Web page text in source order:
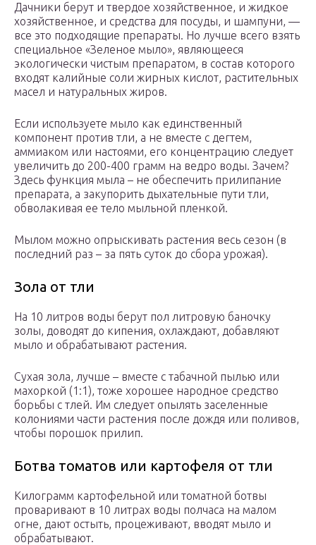
Дачники берут и твердое хозяйственное, и жидкое
хозяйственное, и средства для посуды, и шампуни, —
все это подходящие препараты. Но лучше всего взять
специальное «Зеленое мыло», являющееся
экологически чистым препаратом, в состав которого
входят калийные соли жирных кислот, растительных
масел и натуральных жиров.
Если используете мыло как единственный
компонент против тли, а не вместе с дегтем,
аммиаком или настоями, его концентрацию следует
увеличить до 200-400 грамм на ведро воды. Зачем?
Здесь функция мыла – не обеспечить прилипание
препарата, а закупорить дыхательные пути тли,
обволакивая ее тело мыльной пленкой.
Мылом можно опрыскивать растения весь сезон (в
последний раз – за пять суток до сбора урожая).
Зола от тли
На 10 литров воды берут пол литровую баночку
золы, доводят до кипения, охлаждают, добавляют
мыло и обрабатывают растения.
Сухая зола, лучше – вместе с табачной пылью или
махоркой (1:1), тоже хорошее народное средство
борьбы с тлей. Им следует опылять заселенные
колониями части растения после дождя или поливов,
чтобы порошок прилип.
Ботва томатов или картофеля от тли
Килограмм картофельной или томатной ботвы
проваривают в 10 литрах воды полчаса на малом
огне, дают остыть, процеживают, вводят мыло и
обрабатывают.